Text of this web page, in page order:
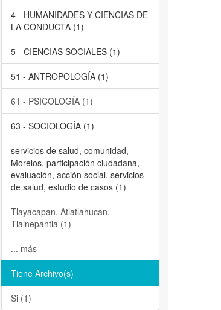
4 - HUMANIDADES Y CIENCIAS DE
LA CONDUCTA (1)
5 - CIENCIAS SOCIALES (1)
51 - ANTROPOLOGÍA (1)
61 - PSICOLOGÍA (1)
63 - SOCIOLOGÍA (1)
servicios de salud, comunidad,
Morelos, participación ciudadana,
evaluación, acción social, servicios
de salud, estudio de casos (1)
Tlayacapan, Atlatlahucan,
Tlalnepantla (1)
... más
Tiene Archivo(s)
Si (1)